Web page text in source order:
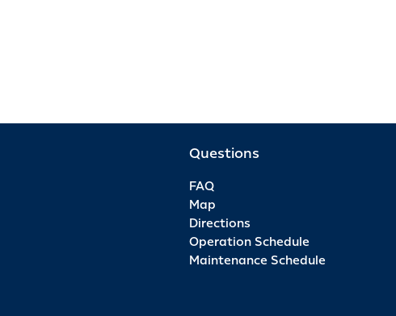
Questions
FAQ
Map
Directions
Operation Schedule
Maintenance Schedule